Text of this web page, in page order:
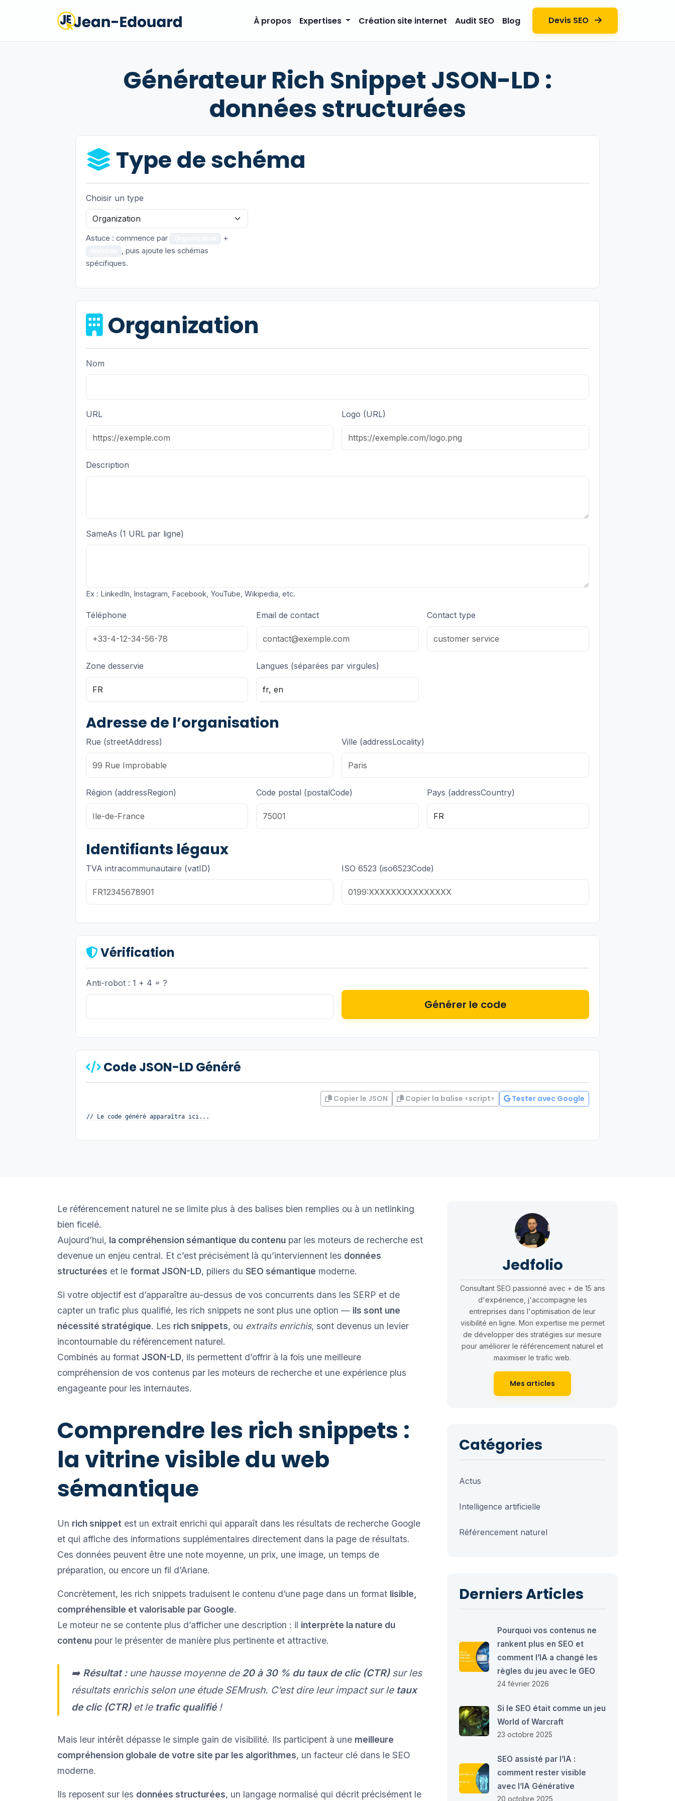
À propos Expertises Création site internet Audit SEO Blog Devis SEO
Générateur Rich Snippet JSON-LD :
données structurées
Type de schéma
Choisir un type
Astuce : commence par +
, puis ajoute les schémas
spécifiques.
Organization
Nom
URL Logo (URL)
Description
SameAs (1 URL par ligne)
Ex : LinkedIn, Instagram, Facebook, YouTube, Wikipedia, etc.
Téléphone Email de contact Contact type
Zone desservie Langues (séparées par virgules)
Adresse de l’organisation
Rue (streetAddress) Ville (addressLocality)
Région (addressRegion) Code postal (postalCode) Pays (addressCountry)
Identifiants légaux
TVA intracommunautaire (vatID) ISO 6523 (iso6523Code)
Vérification
Anti-robot : 1 + 4 = ?
Générer le code
Code JSON-LD Généré
Copier le JSON Copier la balise <script> Tester avec Google
// Le code généré apparaîtra ici...
Le référencement naturel ne se limite plus à des balises bien remplies ou à un netlinking
bien ficelé.
Aujourd’hui, la compréhension sémantique du contenu par les moteurs de recherche est
devenue un enjeu central. Et c’est précisément là qu’interviennent les données
structurées et le format JSON-LD, piliers du SEO sémantique moderne.
Si votre objectif est d’apparaître au-dessus de vos concurrents dans les SERP et de
capter un trafic plus qualifié, les rich snippets ne sont plus une option — ils sont une
nécessité stratégique. Les rich snippets, ou extraits enrichis, sont devenus un levier
incontournable du référencement naturel.
Combinés au format JSON-LD, ils permettent d’offrir à la fois une meilleure
compréhension de vos contenus par les moteurs de recherche et une expérience plus
engageante pour les internautes.
Comprendre les rich snippets :
la vitrine visible du web
sémantique
Un rich snippet est un extrait enrichi qui apparaît dans les résultats de recherche Google
et qui affiche des informations supplémentaires directement dans la page de résultats.
Ces données peuvent être une note moyenne, un prix, une image, un temps de
préparation, ou encore un fil d’Ariane.
Concrètement, les rich snippets traduisent le contenu d’une page dans un format lisible,
compréhensible et valorisable par Google.
Le moteur ne se contente plus d’afficher une description : il interprète la nature du
contenu pour le présenter de manière plus pertinente et attractive.
➡️ Résultat :une hausse moyenne de 20 à 30 % du taux de clic (CTR)sur les
résultats enrichis selon une étude SEMrush. C’est dire leur impact sur le taux
de clic (CTR)et le trafic qualifié!
Mais leur intérêt dépasse le simple gain de visibilité. Ils participent à une meilleure
compréhension globale de votre site par les algorithmes, un facteur clé dans le SEO
moderne.
Ils reposent sur les données structurées, un langage normalisé qui décrit précisément le
Jedfolio
Consultant SEO passionné avec + de 15 ans
d'expérience, j'accompagne les
entreprises dans l'optimisation de leur
visibilité en ligne. Mon expertise me permet
de développer des stratégies sur mesure
pour améliorer le référencement naturel et
maximiser le trafic web.
Mes articles
Catégories
Actus
Intelligence artificielle
Référencement naturel
Derniers Articles
Pourquoi vos contenus ne
rankent plus en SEO et
comment l’IA a changé les
règles du jeu avec le GEO
24 février 2026
Si le SEO était comme un jeu
World of Warcraft
23 octobre 2025
SEO assisté par l’IA :
comment rester visible
avec l’IA Générative
20 octobre 2025